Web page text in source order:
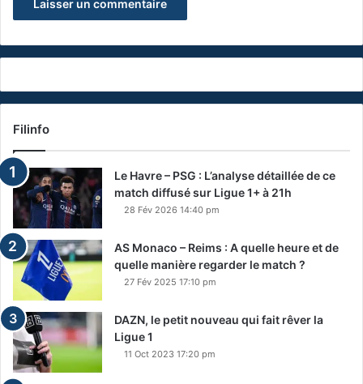
Filinfo
Le Havre – PSG : L’analyse détaillée de ce
match diffusé sur Ligue 1+ à 21h
28 Fév 2026 14:40 pm
AS Monaco – Reims : A quelle heure et de
quelle manière regarder le match ?
27 Fév 2025 17:10 pm
DAZN, le petit nouveau qui fait rêver la
Ligue 1
11 Oct 2023 17:20 pm